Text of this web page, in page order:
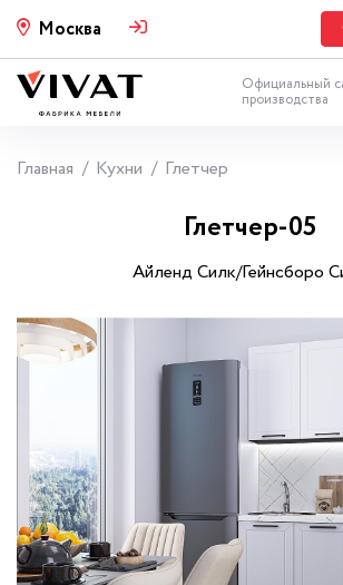
Москва
Официальный
производства
Главная Кухни Глетчер
Глетчер-05
Айленд Силк/Гейнсборо